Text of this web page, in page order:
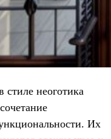
неоготика
Их